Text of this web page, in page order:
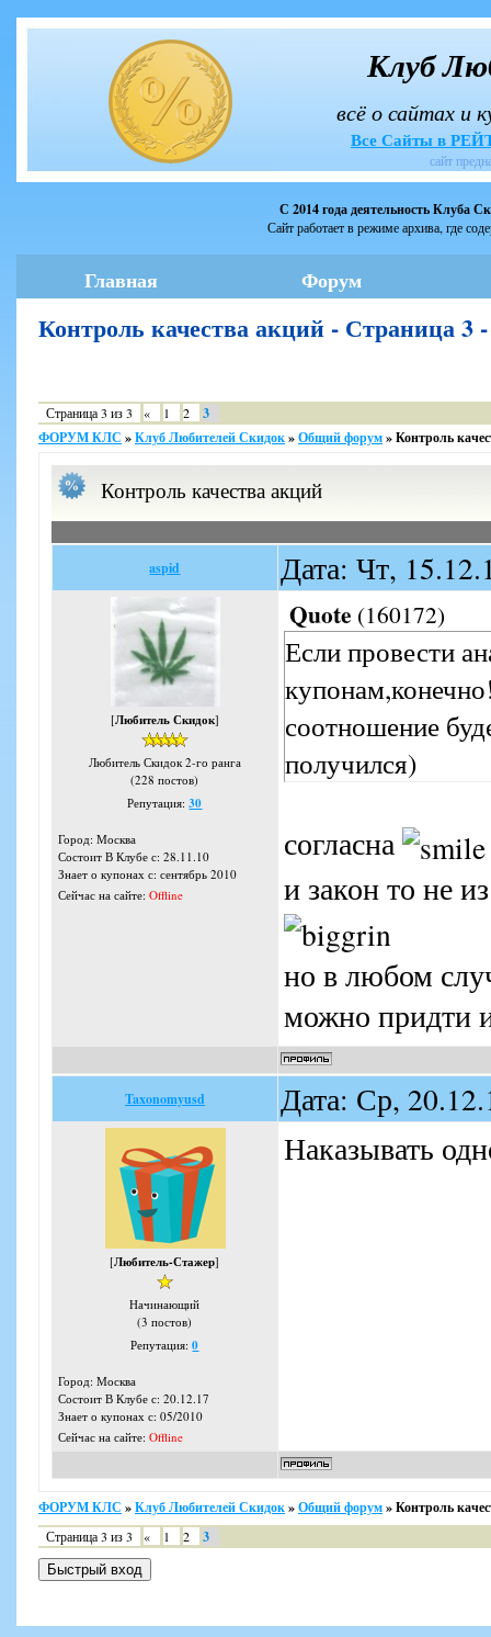
Клуб
всё о сайтах и
Все Сайты в
сайт
С 2014 года деятельность Клуба
Сайт работает в режиме архива, где
Главная Форум
Контроль качества акций -
Страница3 из3 « 1 2
3
ФОРУМ КЛС »Клуб Любителей Скидок»Общий форум»Контроль
Контроль качества акций
aspid Дата: Чт,
[Любитель Скидок]
Любитель Скидок 2-го ранга
(228 постов)
Репутация:30
Город: Москва
Состоит В Клубе с: 28.11.10
Знает о купонах с: сентябрь 2010
Сейчас на сайте: Offline
Quote (160172)
Если провести
соотношение
получился)
согласна
и закон то не
но в любом
можно придти
Taxonomyusd Дата: Ср,
[Любитель-Стажер]
Начинающий
(3 постов)
Репутация:0
Город: Москва
Состоит В Клубе с: 20.12.17
Знает о купонах с: 05/2010
Сейчас на сайте: Offline
Наказывать
ФОРУМ КЛС »Клуб Любителей Скидок»Общий форум»Контроль
Страница3 из3 « 1 2 3